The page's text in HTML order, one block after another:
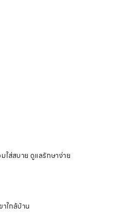
ใส่สบาย ดูแลรักษาง่าย
ใกล้บ้าน